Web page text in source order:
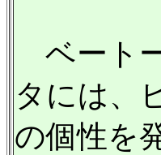
ベート
タには、
の個性を